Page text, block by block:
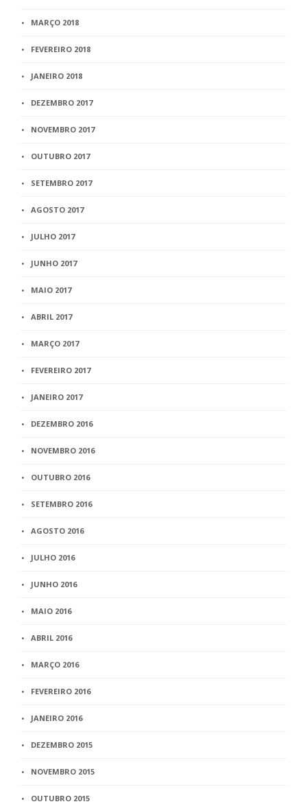
MARÇO 2018
FEVEREIRO 2018
JANEIRO 2018
DEZEMBRO 2017
NOVEMBRO 2017
OUTUBRO 2017
SETEMBRO 2017
AGOSTO 2017
JULHO 2017
JUNHO 2017
MAIO 2017
ABRIL 2017
MARÇO 2017
FEVEREIRO 2017
JANEIRO 2017
DEZEMBRO 2016
NOVEMBRO 2016
OUTUBRO 2016
SETEMBRO 2016
AGOSTO 2016
JULHO 2016
JUNHO 2016
MAIO 2016
ABRIL 2016
MARÇO 2016
FEVEREIRO 2016
JANEIRO 2016
DEZEMBRO 2015
NOVEMBRO 2015
OUTUBRO 2015